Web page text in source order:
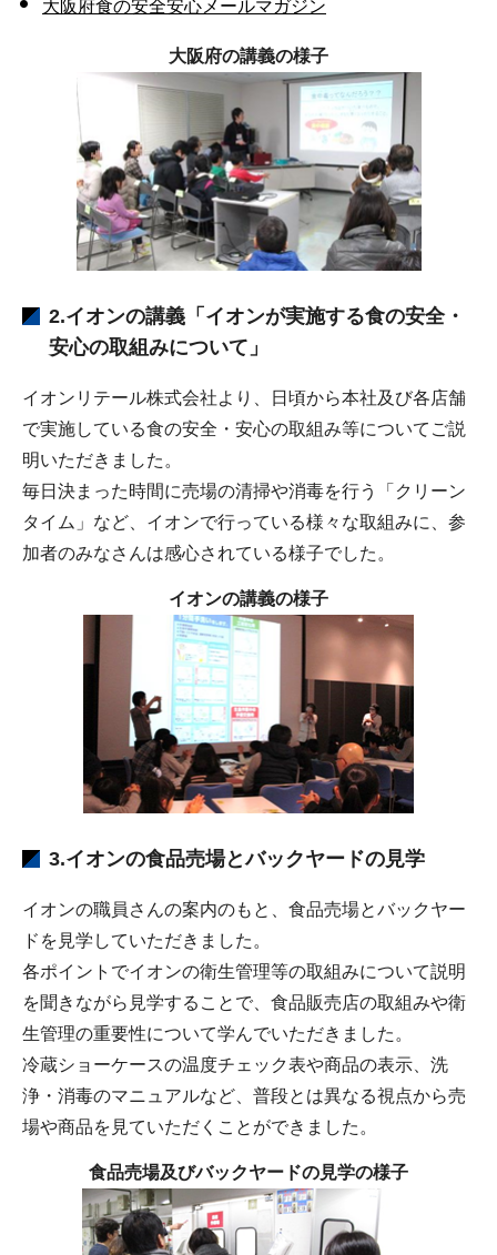
大阪府食の安全安心メールマガジン
大阪府の講義の様子
2.イオンの講義「イオンが実施する食の安全・
安心の取組みについて」
イオンリテール株式会社より、日頃から本社及び各店舗
で実施している食の安全・安心の取組み等についてご説
明いただきました。
毎日決まった時間に売場の清掃や消毒を行う「クリーン
タイム」など、イオンで行っている様々な取組みに、参
加者のみなさんは感心されている様子でした。
イオンの講義の様子
3.イオンの食品売場とバックヤードの見学
イオンの職員さんの案内のもと、食品売場とバックヤー
ドを見学していただきました。
各ポイントでイオンの衛生管理等の取組みについて説明
を聞きながら見学することで、食品販売店の取組みや衛
生管理の重要性について学んでいただきました。
冷蔵ショーケースの温度チェック表や商品の表示、洗
浄・消毒のマニュアルなど、普段とは異なる視点から売
場や商品を見ていただくことができました。
食品売場及びバックヤードの見学の様子